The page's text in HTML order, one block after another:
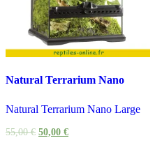
Natural Terrarium Nano
Natural Terrarium Nano Large
55,00€ 50,00 €